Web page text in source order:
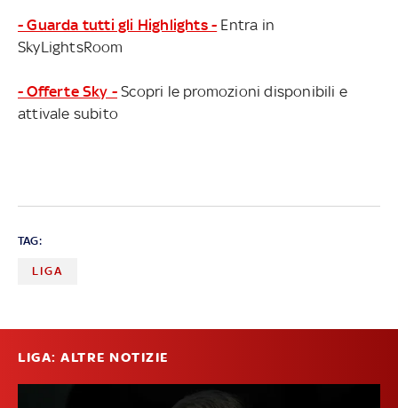
- Guarda tutti gli Highlights - Entra in
SkyLightsRoom
- Offerte Sky - Scopri le promozioni disponibili e
attivale subito
TAG:
LIGA
LIGA: ALTRE NOTIZIE